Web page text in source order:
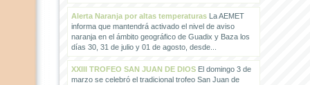
Alerta Naranja por altas temperaturasLa AEMET
informa que mantendrá activado el nivel de aviso
naranja en el ámbito geográfico de Guadix y Baza los
días 30, 31 de julio y 01 de agosto, desde...
XXIII TROFEO SAN JUAN DE DIOSEl domingo 3 de
marzo se celebró el tradicional trofeo San Juan de